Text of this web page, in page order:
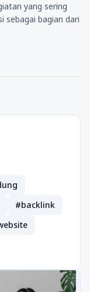
yang sering
sebagai bagian dari
#backlink